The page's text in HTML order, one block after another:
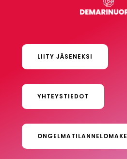
LIITY JÄSENEKSI
YHTEYSTIEDOT
ONGELMATILANNELOMAKE